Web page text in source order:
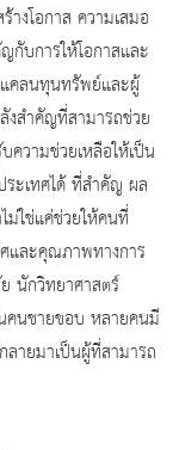
างโอกาส ความเสมอ
กับการให้โอกาสและ
แคลนทุนทรัพย์และผู้
งสำคัญที่สามารถช่วย
ความช่วยเหลือให้เป็น
ะเทศได้ ที่สำคัญ ผล
ม่ใช่แค่ช่วยให้คนที่
และคุณภาพทางการ
นักวิทยาศาสตร์
คนชายขอบ หลายคนมี
ลายมาเป็นผู้ที่สามารถ